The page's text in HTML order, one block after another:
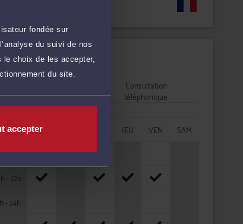
fondée sur
du suivi de nos
le choix de les accepter,
du site.
accepter
cabinet
Consultation
téléphonique
LUN JEU VEN
SAM
- 10h
- 12h
- 14h